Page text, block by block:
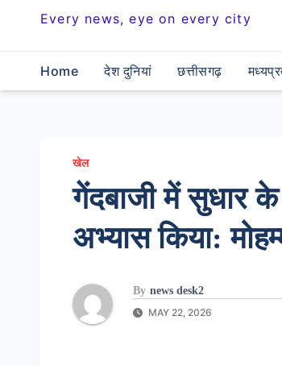
Every news, eye on every city
Home देश दुनियां छत्तीसगढ़
खेल
गेंदबाजी में सुधार
अभ्यास किया:
By news desk2
MAY 22, 2026